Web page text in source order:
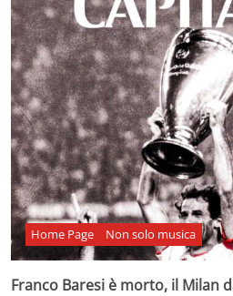
Home Page Non solo musica
Franco Baresi è morto, il Milan